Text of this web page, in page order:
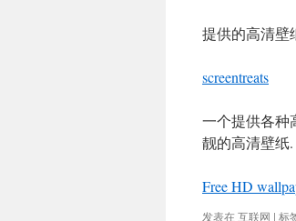
提供的高清壁
screentreats
一个提供各种
靓的高清壁纸.
Free HD
发表在互联网 | 标